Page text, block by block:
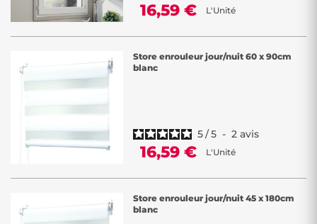
16,59 € L'Unité
Store enrouleur jour/nuit 60 x 90cm
blanc
5/5 - 2 avis
16,59 € L'Unité
Store enrouleur jour/nuit 45 x 180cm
blanc